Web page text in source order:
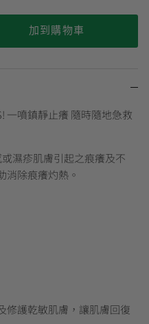
加到購物車
一噴鎮靜止癢 隨時隨地急救
濕疹肌膚引起之痕癢及不
消除痕癢灼熱。
修護乾敏肌膚，讓肌膚回復